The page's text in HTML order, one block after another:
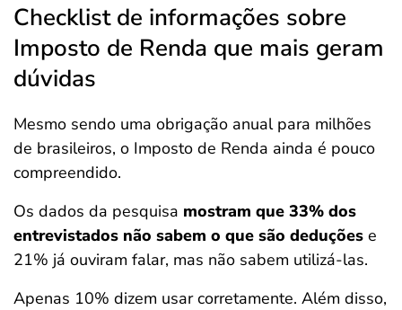
Checklist de informações sobre
Imposto de Renda que mais geram
dúvidas
Mesmo sendo uma obrigação anual para milhões
de brasileiros, o Imposto de Renda ainda é pouco
compreendido.
Os dados da pesquisa mostram que 33% dos
entrevistados não sabem o que são deduções e
21% já ouviram falar, mas não sabem utilizá-las.
Apenas 10% dizem usar corretamente. Além disso,